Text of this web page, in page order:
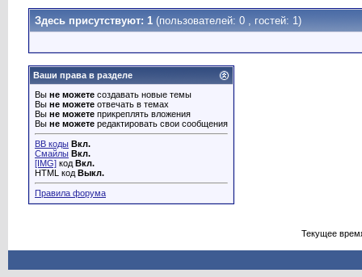
Здесь присутствуют: 1 (пользователей: 0 , гостей: 1)
Ваши права в разделе
Вы не можете создавать новые темы
Вы не можете отвечать в темах
Вы не можете прикреплять вложения
Вы не можете редактировать свои сообщения
BB коды Вкл.
Смайлы Вкл.
[IMG] код Вкл.
HTML код Выкл.
Правила форума
Текущее